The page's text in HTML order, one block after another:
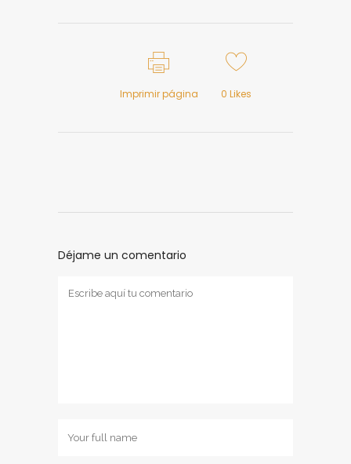
Imprimir página 0 Likes
Déjame un comentario